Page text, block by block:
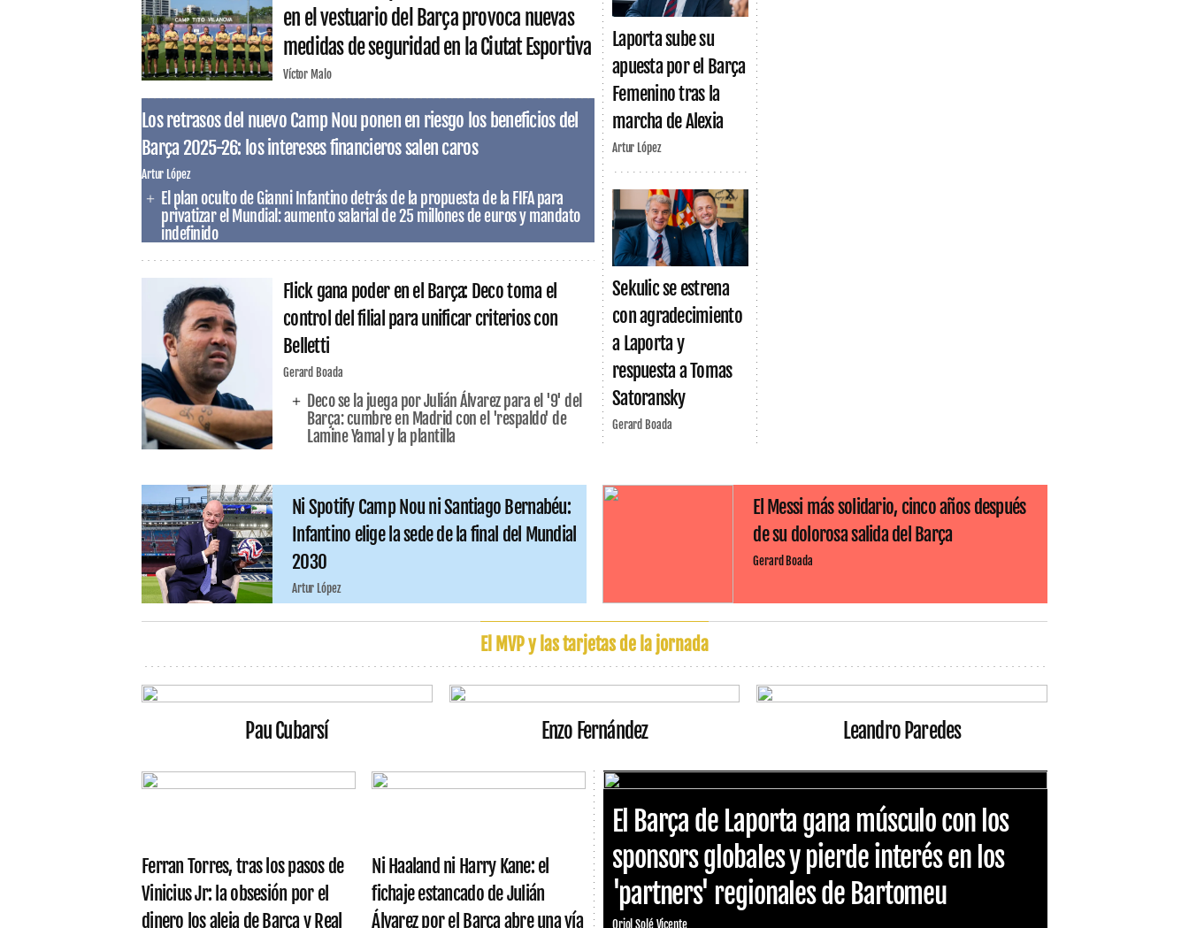
en el vestuario del Barça provoca nuevas
medidas de seguridad en la Ciutat Esportiva
Víctor Malo
Los retrasos del nuevo Camp Nou ponen en riesgo los beneficios del
Barça 2025-26: los intereses financieros salen caros
Artur López
El plan oculto de Gianni Infantino detrás de la propuesta de la FIFA para
privatizar el Mundial: aumento salarial de 25 millones de euros y mandato
indefinido
Flick gana poder en el Barça: Deco toma el
control del filial para unificar criterios con
Belletti
Gerard Boada
Deco se la juega por Julián Álvarez para el '9' del
Barça: cumbre en Madrid con el 'respaldo' de
Lamine Yamal y la plantilla
Laporta sube su
apuesta por el Barça
Femenino tras la
marcha de Alexia
Artur López
Sekulic se estrena
con agradecimiento
a Laporta y
respuesta a Tomas
Satoransky
Gerard Boada
Ni Spotify Camp Nou ni Santiago Bernabéu:
Infantino elige la sede de la final del Mundial
2030
Artur López
El Messi más solidario, cinco años después
de su dolorosa salida del Barça
Gerard Boada
El MVP y las tarjetas de la jornada
Pau Cubarsí Enzo Fernández Leandro Paredes
Ferran Torres, tras los pasos de
Vinicius Jr: la obsesión por el
dinero los aleja de Barça y Real
Ni Haaland ni Harry Kane: el
fichaje estancado de Julián
Álvarez por el Barça abre una vía
El Barça de Laporta gana músculo con los
sponsors globales y pierde interés en los
'partners' regionales de Bartomeu
Oriol Solé Vicente